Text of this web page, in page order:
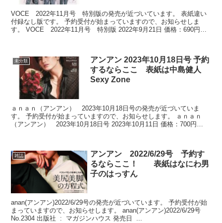
VOCE 2022年11月号 特別版の発売が近づいています。 表紙違い
付録なし版です。 予約受付が始まっていますので、お知らせしま
す。 VOCE 2022年11月号 特別版 2022年9月21日 価格：690円
未分類
アンアン 2023年10月18日号 予約
するならここ 表紙は中島健人
Sexy Zone
ａｎａｎ（アンアン） 2023年10月18日号の発売が近づいていま
す。 予約受付が始まっていますので、お知らせします。 ａｎａｎ
（アンアン） 2023年10月18日号 2023年10月11日 価格：700円
雑誌
アンアン 2022/6/29号 予約す
るならここ！ 表紙はなにわ男
子のはっすん
anan(アンアン)2022/6/29号の発売が近づいています。 予約受付が始
まっていますので、お知らせします。 anan(アンアン)2022/6/29号
No.2304 出版社 ‏ : ‎ マガジンハウス 発売日 ‏ ...